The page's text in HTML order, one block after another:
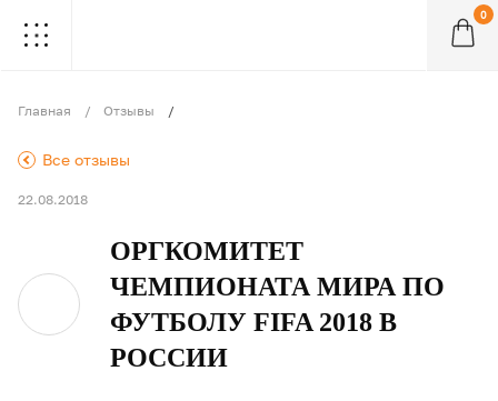
. . .
. . .
0
Главная Отзывы
Все отзывы
.
22.08.2018
ОРГКОМИТЕТ
ЧЕМПИОНАТА МИРА ПО
ФУТБОЛУ FIFA 2018 В
РОССИИ